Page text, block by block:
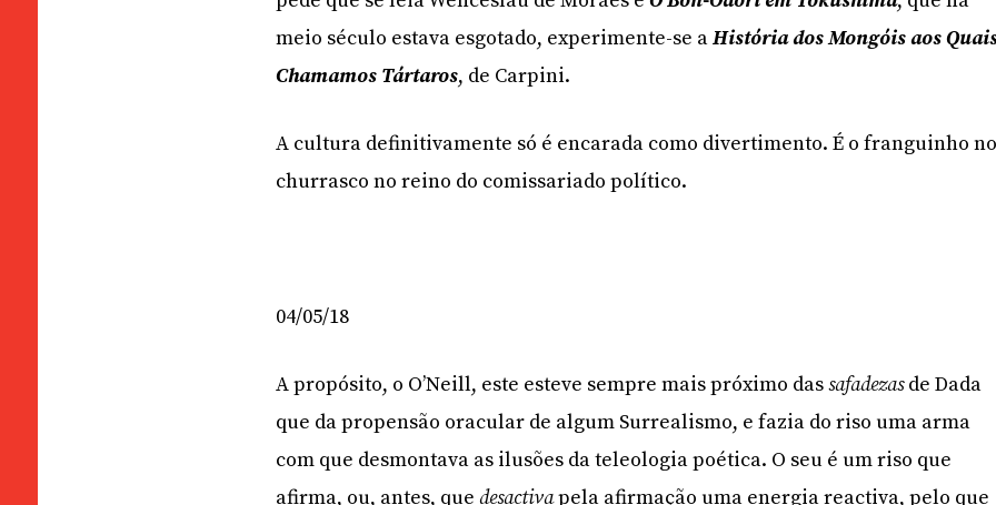
meio século estava esgotado, experimente-se aHistória dos Mongóis aos
Chamamos Tártaros, de Carpini.
A cultura definitivamente só é encarada como divertimento. É o franguinho
churrasco no reino do comissariado político.
04/05/18
A propósito, o O’Neill, este esteve sempre mais próximo dassafadezasde Dada
que da propensão oracular de algum Surrealismo, e fazia do riso uma arma
com que desmontava as ilusões da teleologia poética. O seu é um riso que
afirma, ou, antes, quedesactivapela afirmação uma energia reactiva, pelo que